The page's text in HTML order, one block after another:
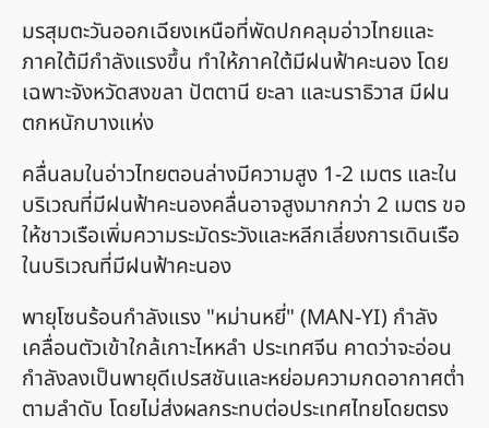
มรสุมตะวันออกเฉียงเหนือที่พัดปกคลุมอ่าวไทยและ
ภาคใต้มีกำลังแรงขึ้น ทำให้ภาคใต้มีฝนฟ้าคะนอง โดย
เฉพาะจังหวัดสงขลา ปัตตานี ยะลา และนราธิวาส มีฝน
ตกหนักบางแห่ง
คลื่นลมในอ่าวไทยตอนล่างมีความสูง 1-2 เมตร และใน
บริเวณที่มีฝนฟ้าคะนองคลื่นอาจสูงมากกว่า 2 เมตร ขอ
ให้ชาวเรือเพิ่มความระมัดระวังและหลีกเลี่ยงการเดินเรือ
ในบริเวณที่มีฝนฟ้าคะนอง
พายุโซนร้อนกำลังแรง "หม่านหยี่" (MAN-YI) กำลัง
เคลื่อนตัวเข้าใกล้เกาะไหหลำ ประเทศจีน คาดว่าจะอ่อน
กำลังลงเป็นพายุดีเปรสชันและหย่อมความกดอากาศต่ำ
ตามลำดับ โดยไม่ส่งผลกระทบต่อประเทศไทยโดยตรง